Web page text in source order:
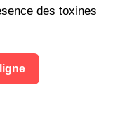
des toxines